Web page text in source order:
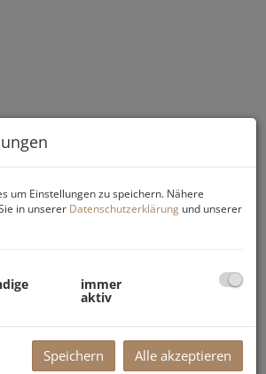
um Einstellungen zu speichern. Nähere
in unserer Datenschutzerklärung und unserer
immer
aktiv
Speichern Alle akzeptieren